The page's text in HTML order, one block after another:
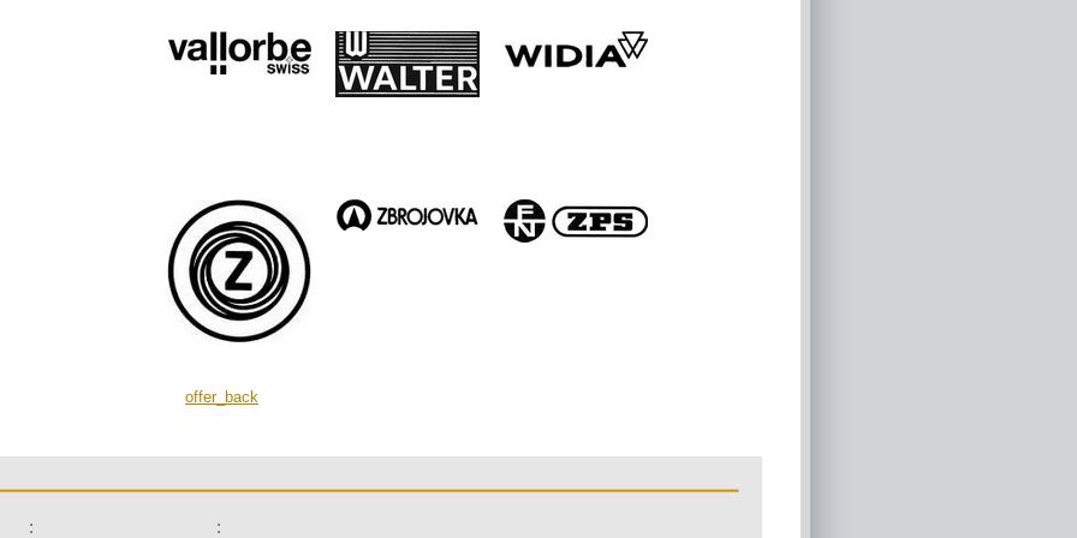
offer_back
: :